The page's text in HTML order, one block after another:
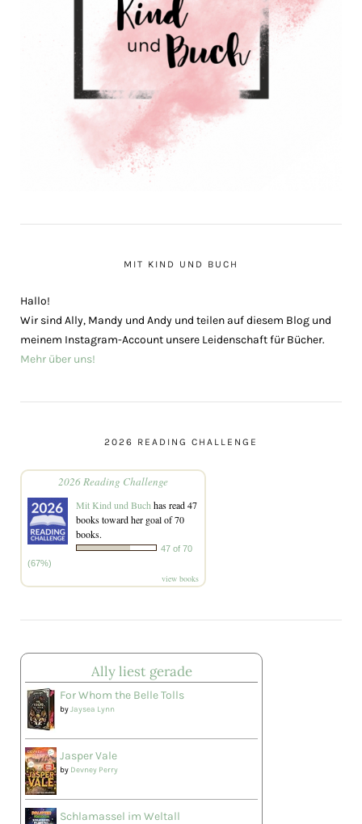
MIT KIND UND BUCH
Hallo!
Wir sind Ally, Mandy und Andy und teilen auf diesem Blog und
meinem Instagram-Account unsere Leidenschaft für Bücher.
Mehr über uns!
2026 READING CHALLENGE
2026 Reading Challenge
Mit Kind und Buch has read 47
books toward her goal of 70
books.
47 of 70
(67%)
view books
Ally liest gerade
For Whom the Belle Tolls
byJaysea Lynn
Jasper Vale
by Devney Perry
Schlamassel im Weltall